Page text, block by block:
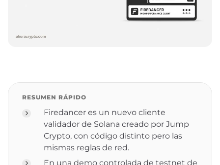
RESUMEN RÁPIDO
Firedancer es un nuevo cliente
validador de Solana creado por Jump
Crypto, con código distinto pero las
mismas reglas de red.
En una demo controlada de testnet de